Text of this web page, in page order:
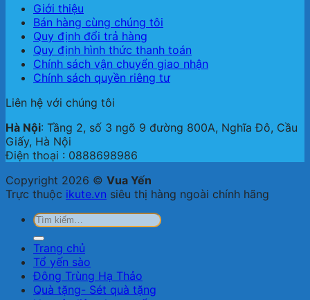
Giới thiệu
Bán hàng cùng chúng tôi
Quy định đổi trả hàng
Quy định hình thức thanh toán
Chính sách vận chuyển giao nhận
Chính sách quyền riêng tư
Liên hệ với chúng tôi
Hà Nội: Tầng 2, số 3 ngõ 9 đường 800A, Nghĩa Đô, Cầu
Giấy, Hà Nội
Điện thoại : 0888698986
Copyright 2026 © Vua Yến
Trực thuộc ikute.vn siêu thị hàng ngoài chính hãng
Tìm
kiếm:
Trang chủ
Tổ yến sào
Đông Trùng Hạ Thảo
Quà tặng- Sét quà tặng